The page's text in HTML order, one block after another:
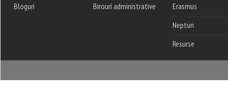
Bloguri
Birouri administrative
Erasmus
Neptun
Resurse